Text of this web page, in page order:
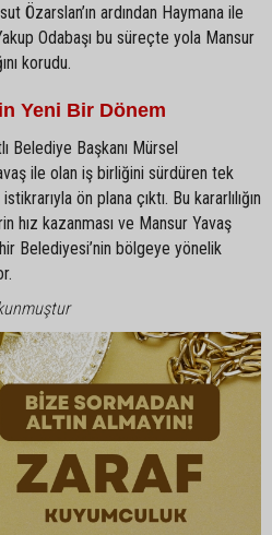
Özarslan’ın ardından Haymana ile
Odabaşı bu süreçte yola Mansur
korudu.
Yeni Bir Dönem
Belediye Başkanı Mürsel
ile olan iş birliğini sürdüren tek
ön plana çıktı. Bu kararlılığın
hız kazanması ve Mansur Yavaş
Belediyesi’nin bölgeye yönelik